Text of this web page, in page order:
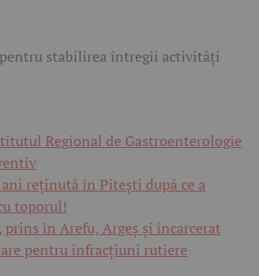
stabilirea întregii activități
Regional de Gastroenterologie
ani reținută în Pitești după ce a
toporul!
în Arefu, Argeș și încarcerat
pentru infracțiuni rutiere